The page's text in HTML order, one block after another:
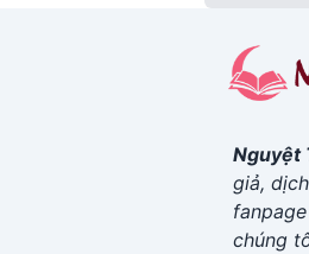
Nguyệt
giả,
chúng